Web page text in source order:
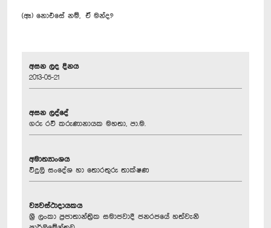
(ඈ) නොඑසේ නම්, ඒ මන්ද?
අසන ලද දිනය
2013-05-21
අසන ලද්දේ
ගරු රවී කරුණානායක මහතා, පා.ම.
අමාත්‍යාංශය
විදුලි සංදේශ හා තොරතුරු තාක්ෂණ
ව්‍යවස්ථාදායකය
ශ්‍රී ලංකා ප්‍රජාතාන්ත්‍රික සමාජවාදී ජනරජයේ හත්වැනි